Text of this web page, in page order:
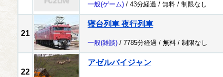
一般(ゲーム) / 43分経過 / 無料 / 制限なし
21
寝台列車 夜行列車
一般(雑談) / 7785分経過 / 無料 / 制限なし
22
アゼルバイジャン